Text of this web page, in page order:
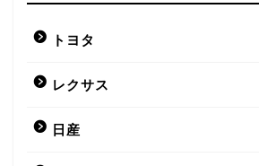
トヨタ
レクサス
日産